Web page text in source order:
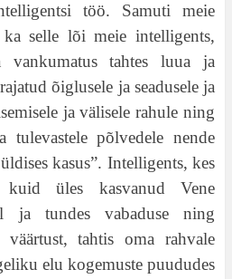
töö. Samuti meie
selle lõi meie intelligents,
vankumatus tahtes luua ja
õiglusele ja seadusele ja
ja välisele rahule ning
tulevastele põlvedele nende
kasus”. Intelligents, kes
üles kasvanud Vene
ja tundes vabaduse ning
väärtust, tahtis oma rahvale
elu kogemuste puududes